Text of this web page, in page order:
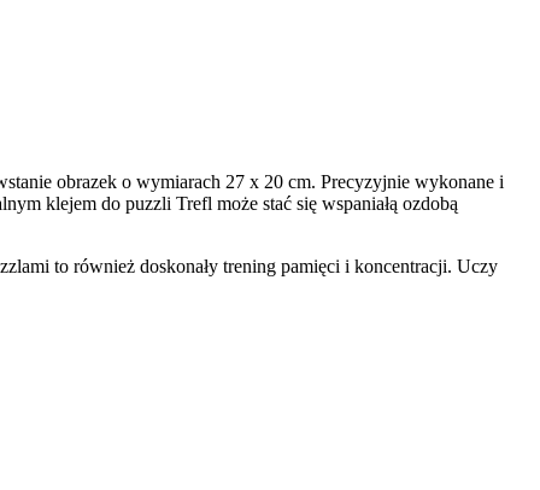
obrazek o wymiarach 27 x 20 cm. Precyzyjnie wykonane i
klejem do puzzli Trefl może stać się wspaniałą ozdobą
to również doskonały trening pamięci i koncentracji. Uczy